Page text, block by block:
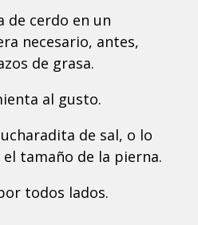
de cerdo en un
necesario, antes,
de grasa.
al gusto.
de sal, o lo
el tamaño de la pierna.
todos lados.